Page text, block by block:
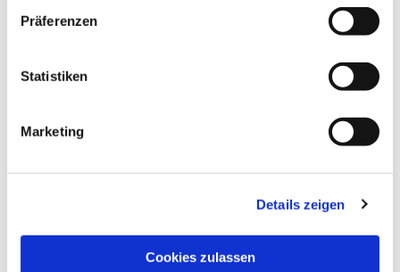
Präferenzen
Statistiken
Marketing
Details zeigen
Cookies zulassen
Dies könnte Sie auch